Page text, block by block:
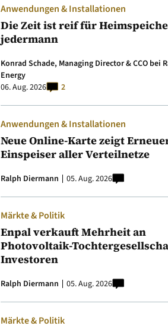
Anwendungen & Installationen
Die Zeit ist reif für
jedermann
Konrad Schade, Managing Director & CCO bei
Energy
06. Aug. 2026
2
Anwendungen & Installationen
Neue Online-Karte zeigt
Einspeiser aller Verteilnetze
Ralph Diermann 05. Aug. 2026
Märkte & Politik
Enpal verkauft Mehrheit an
Photovoltaik-
Investoren
Ralph Diermann 05. Aug. 2026
Märkte & Politik